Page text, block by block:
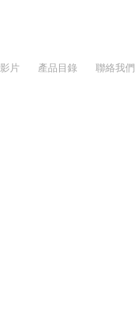
影片 產品目錄 聯絡我們